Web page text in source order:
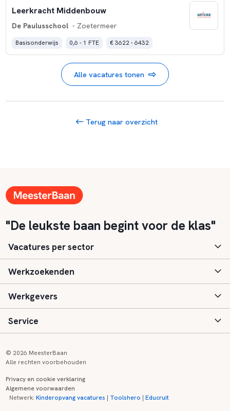
Leerkracht Middenbouw
De Paulusschool - Zoetermeer
Basisonderwijs 0,6 - 1 FTE € 3622 - 6432
Alle vacatures tonen
Terug naar overzicht
"De leukste baan begint voor de klas"
Vacatures per sector
Basisonderwijs
Speciaal (basis) onderwijs
Voortgezet onderwijs
Kinderopvang
Werkzoekenden
Aanmelden
Vacatures
Zij-instroom informatie
Werkgevers
Inloggen
Registreren
Service
Onderwijs links
© 2026 MeesterBaan
Alle rechten voorbehouden
Privacy en cookie verklaring
Algemene voorwaarden
Netwerk:Kinderopvang vacatures | Toolshero |Educruit